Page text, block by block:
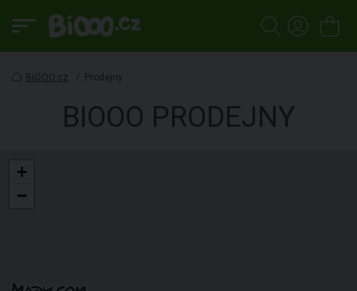
BiOOO.cz / Prodejny
BIOOO PRODEJNY
+
−